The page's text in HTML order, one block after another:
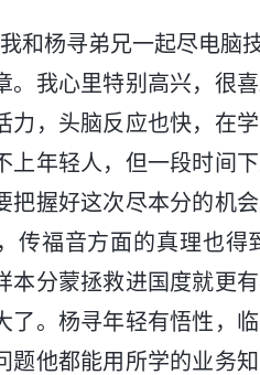
和杨寻弟兄一起尽电脑
。我心里特别高兴，很
力，头脑反应也快，在
上年轻人，但一段时间
把握好这次尽本分的机
传福音方面的真理也
本分蒙拯救进国度就更
了。杨寻年轻有悟性，
题他都能用所学的业务